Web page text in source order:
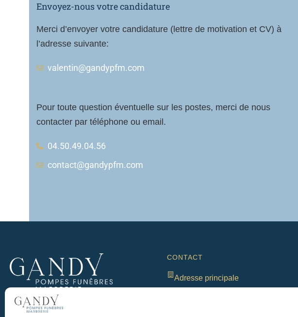
Envoyez-nous votre candidature
Merci d’envoyer votre candidature (lettre de motivation et CV) à
l’adresse suivante:
valentin@gandypfm.com
Pour toute question éventuelle sur les postes, merci de nous
contacter par téléphone ou email.
04.50.49.04.56
contact@gandypfm.com
CONTACT
Adresse principale